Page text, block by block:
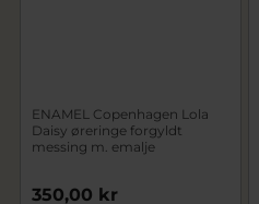
ENAMEL Copenhagen Lola
Daisy øreringe forgyldt
messing m. emalje
350,00 kr